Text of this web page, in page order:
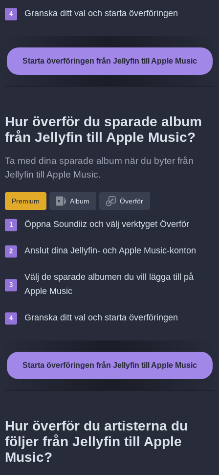
Granska ditt val och starta överföringen
Starta överföringen från Jellyfin till Apple Music
Hur överför du sparade album
från Jellyfin till Apple Music?
Ta med dina sparade album när du byter från
Jellyfin till Apple Music.
Premium Album Överför
Öppna Soundiiz och välj verktyget Överför
Anslut dina Jellyfin- och Apple Music-konton
Välj de sparade albumen du vill lägga till på
Apple Music
Granska ditt val och starta överföringen
Starta överföringen från Jellyfin till Apple Music
Hur överför du artisterna du
följer från Jellyfin till Apple
Music?